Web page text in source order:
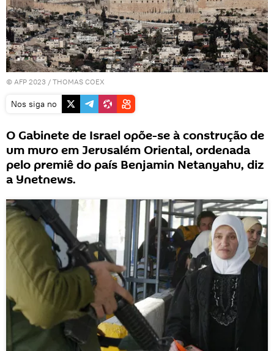
© AFP 2023 / THOMAS COEX
Nos siga no
O Gabinete de Israel opõe-se à construção de
um muro em Jerusalém Oriental, ordenada
pelo premiê do país Benjamin Netanyahu, diz
a Ynetnews.